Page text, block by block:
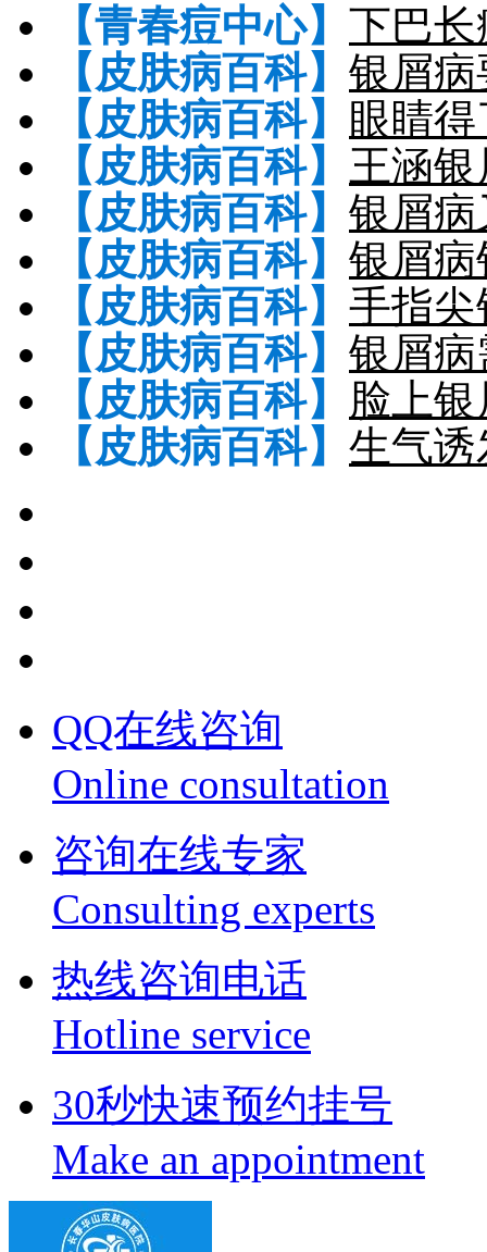
【青春痘中心】 下巴
【皮肤病百科】 银屑
【皮肤病百科】
眼睛
【皮肤病百科】 王涵
【皮肤病百科】 银屑
【皮肤病百科】 银屑
【皮肤病百科】 手指
【皮肤病百科】 银屑
【皮肤病百科】 脸上
【皮肤病百科】 生气
QQ在线咨询
Online consultation
咨询在线专家
Consulting experts
热线咨询电话
Hotline service
30秒快速预约挂号
Make an appointment